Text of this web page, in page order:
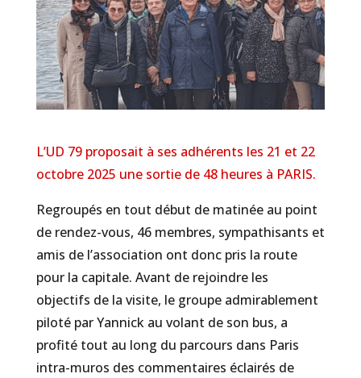
L’UD 79 proposait à ses adhérents les 21 et 22
octobre 2025 une sortie de 48 heures à PARIS.
Regroupés en tout début de matinée au point
de rendez-vous, 46 membres, sympathisants et
amis de l’association ont donc pris la route
pour la capitale. Avant de rejoindre les
objectifs de la visite, le groupe admirablement
piloté par Yannick au volant de son bus, a
profité tout au long du parcours dans Paris
intra-muros des commentaires éclairés de